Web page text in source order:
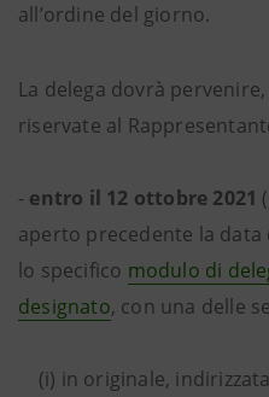
all’ordine del giorno.
La delega dovrà
riservate al
- entro il 12 ottobre 2021
aperto precedente la data
lo specifico modulo di
designato, con una delle
(i) in originale,